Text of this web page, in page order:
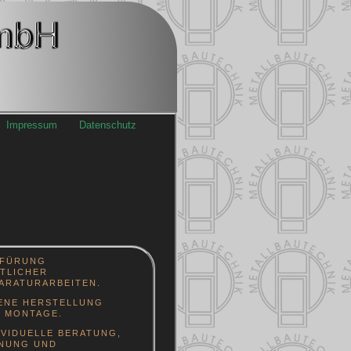
Impressum Datenschutz
HERSTELLUNG
MONTAGE.
BERATUNG,
UND